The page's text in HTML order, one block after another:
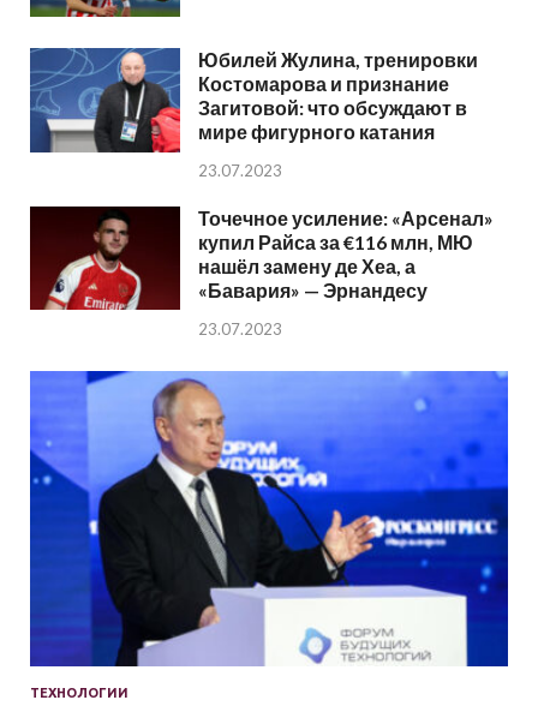
Юбилей Жулина, тренировки
Костомарова и признание
Загитовой: что обсуждают в
мире фигурного катания
23.07.2023
Точечное усиление: «Арсенал»
купил Райса за €116 млн, МЮ
нашёл замену де Хеа, а
«Бавария» — Эрнандесу
23.07.2023
ТЕХНОЛОГИИ